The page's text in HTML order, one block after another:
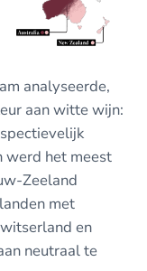
analyseerde,
aan witte wijn:
werd het meest
Zeeland
met
en
neutraal te